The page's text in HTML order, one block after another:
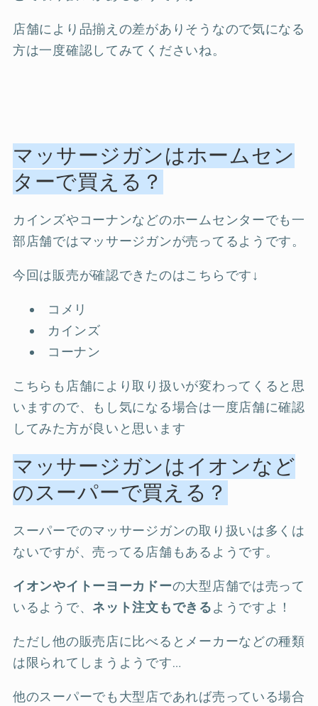
店舗により品揃えの差がありそうなので気になる
方は一度確認してみてくださいね。
マッサージガンはホームセン
ターで買える？
カインズやコーナンなどのホームセンターでも一
部店舗ではマッサージガンが売ってるようです。
今回は販売が確認できたのはこちらです↓
コメリ
カインズ
コーナン
こちらも店舗により取り扱いが変わってくると思
いますので、もし気になる場合は一度店舗に確認
してみた方が良いと思います
マッサージガンはイオンなど
のスーパーで買える？
スーパーでのマッサージガンの取り扱いは多くは
ないですが、売ってる店舗もあるようです。
イオンやイトーヨーカドーの大型店舗では売って
いるようで、 ネット注文もできるようですよ！
ただし他の販売店に比べるとメーカーなどの種類
は限られてしまうようです…
他のスーパーでも大型店であれば売っている場合